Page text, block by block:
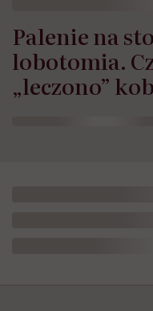
Palenie na
lobotomia.
„leczono”